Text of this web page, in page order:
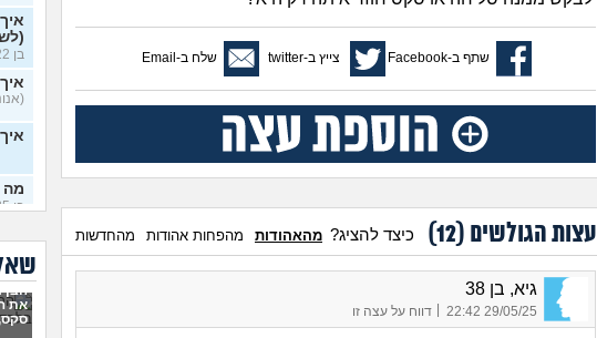
שתף ב-Facebook צייץ ב-twitter שלח ב-Email
עצות הגולשים (12
) כיצד להציג? מהאהודות מהפחות אהודות מהחדשות
גיא, בן 38
29/05/25 22:42
| דווח על עצה זו
בן 22)
מה
בן 25)
24)
24)
הבן
את